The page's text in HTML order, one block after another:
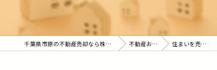
千葉県市原の不動産売却なら株式会社Ｍ＆Ｉコーポレーション 不動産お役立ち情報 住まいを売る契約の流れ